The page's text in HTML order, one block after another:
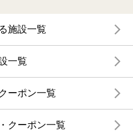
施設一覧
一覧
ーポン一覧
クーポン一覧